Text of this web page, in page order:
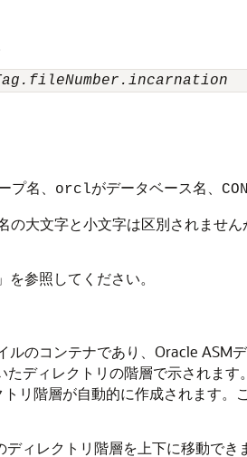
プ名、 orclがデータベース名、
大文字と小文字は区別されませ
」 を参照してください。
のコンテナであり、Oracle ASM
ディレクトリの階層で示されま
リ階層が自動的に作成されます
ィレクトリ階層を上下に移動でき